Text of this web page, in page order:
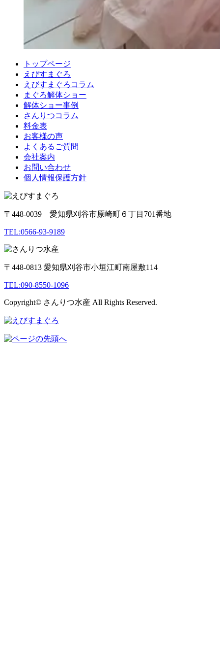
トップページ
えびすまぐろ
えびすまぐろコラム
まぐろ解体ショー
解体ショー事例
さんりつコラム
料金表
お客様の声
よくあるご質問
会社案内
お問い合わせ
個人情報保護方針
〒448-0039 愛知県刈谷市原崎町６丁目701番地
TEL:0566-93-9189
〒448-0813 愛知県刈谷市小垣江町南屋敷114
TEL:090-8550-1096
Copyright© さんりつ水産 All Rights Reserved.